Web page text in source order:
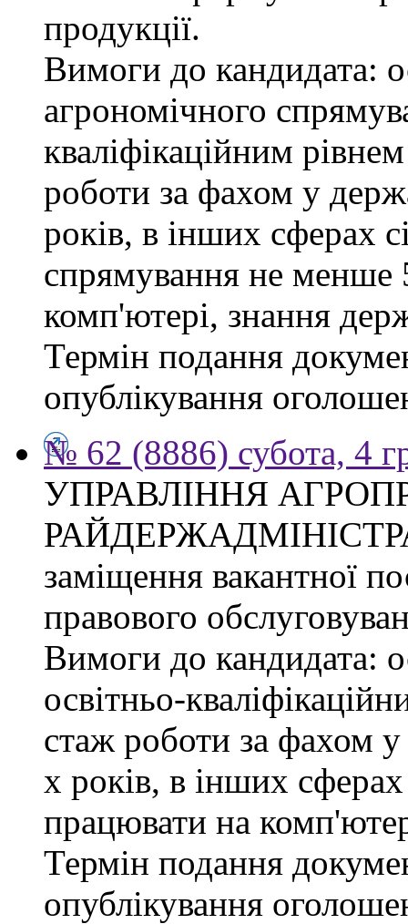
продукції.
Вимоги до кандидата:
агрономічного
кваліфікаційним
роботи за фахом у
років, в інших сферах
спрямування не менше
комп'ютері, знання
Термін подання
опублікування
№ 62 (8886) субота, 4
УПРАВЛІННЯ
заміщення вакантної
правового
Вимоги до кандидата:
освітньо-
стаж роботи за фахом
х років, в інших
працювати на
Термін подання
опублікування